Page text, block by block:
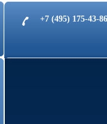
+7 (495) 175-43-